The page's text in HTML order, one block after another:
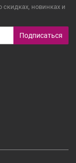
новинках и
Подписаться